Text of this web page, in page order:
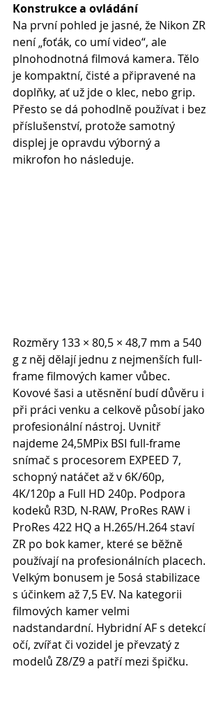
Konstrukce a ovládání
Na první pohled je jasné, že Nikon ZR
není „foťák, co umí video“, ale
plnohodnotná filmová kamera. Tělo
je kompaktní, čisté a připravené na
doplňky, ať už jde o klec, nebo grip.
Přesto se dá pohodlně používat i bez
příslušenství, protože samotný
displej je opravdu výborný a
mikrofon ho následuje.
Rozměry 133 × 80,5 × 48,7 mm a 540
g z něj dělají jednu z nejmenších full-
frame filmových kamer vůbec.
Kovové šasi a utěsnění budí důvěru i
při práci venku a celkově působí jako
profesionální nástroj. Uvnitř
najdeme 24,5MPix BSI full-frame
snímač s procesorem EXPEED 7,
schopný natáčet až v 6K/60p,
4K/120p a Full HD 240p. Podpora
kodeků R3D, N-RAW, ProRes RAW i
ProRes 422 HQ a H.265/H.264 staví
ZR po bok kamer, které se běžně
používají na profesionálních placech.
Velkým bonusem je 5osá stabilizace
s účinkem až 7,5 EV. Na kategorii
filmových kamer velmi
nadstandardní. Hybridní AF s detekcí
očí, zvířat či vozidel je převzatý z
modelů Z8/Z9 a patří mezi špičku.